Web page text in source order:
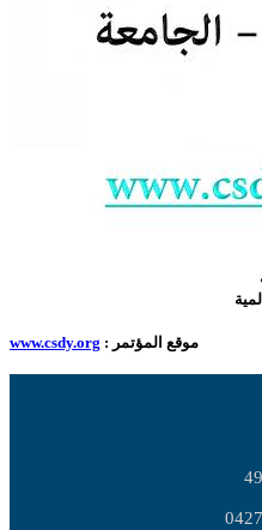
www.csdy.org
: موقع المؤتمر